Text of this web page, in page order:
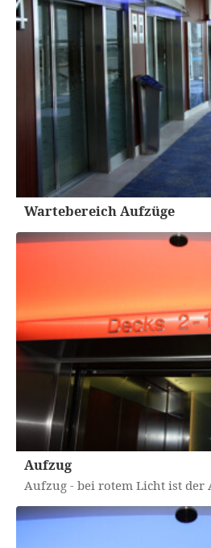
Wartebereich Aufzüge
Aufzug
Aufzug - bei rotem Licht ist der